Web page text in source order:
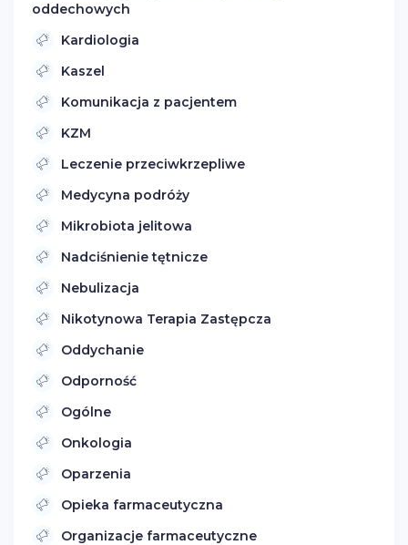
oddechowych
Kardiologia
Kaszel
Komunikacja z pacjentem
KZM
Leczenie przeciwkrzepliwe
Medycyna podróży
Mikrobiota jelitowa
Nadciśnienie tętnicze
Nebulizacja
Nikotynowa Terapia Zastępcza
Oddychanie
Odporność
Ogólne
Onkologia
Oparzenia
Opieka farmaceutyczna
Organizacje farmaceutyczne